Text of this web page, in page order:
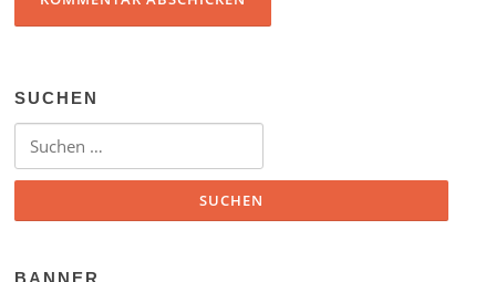
SUCHEN
Suchen nach:
BANNER